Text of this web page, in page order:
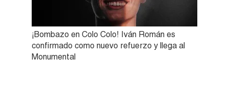
¡Bombazo en Colo Colo! Iván Román es
confirmado como nuevo refuerzo y llega al
Monumental